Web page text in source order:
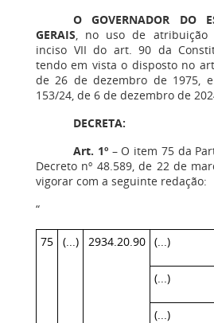
O GOVERNADOR DO
GERAIS, no uso de
inciso VII do art. 90 da
tendo em vista o disposto no
de 26 de dezembro de 1975,
153/24, de 6 de dezembro de
DECRETA:
Art. 1º – O item 75 da
Decreto nº 48.589, de 22 de
vigorar com a seguinte redação:
“
75 (...) 2934.20.90 (...)
(...)
(...)